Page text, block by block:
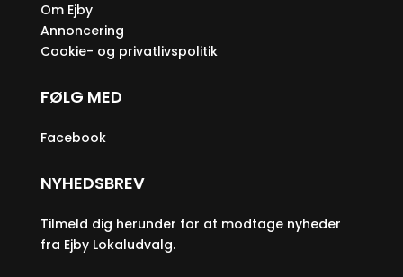
Om Ejby
Annoncering
Cookie- og privatlivspolitik
FØLG MED
Facebook
NYHEDSBREV
Tilmeld dig herunder for at modtage nyheder
fra Ejby Lokaludvalg.